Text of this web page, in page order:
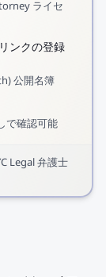
ライセ
ンクの登録
公開名簿
で確認可能
Legal 弁護士